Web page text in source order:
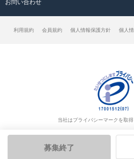
募集終了
お問い合わせ
利用規約 会員規約 個人情報保護方針 個人
当社はプライバシーマークを取得